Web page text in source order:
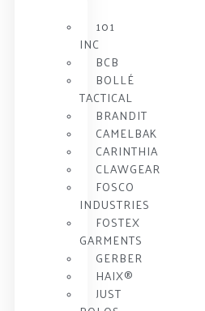
101
INC
BCB
BOLLÉ
TACTICAL
BRANDIT
CAMELBAK
CARINTHIA
CLAWGEAR
FOSCO
INDUSTRIES
FOSTEX
GARMENTS
GERBER
HAIX®
JUST